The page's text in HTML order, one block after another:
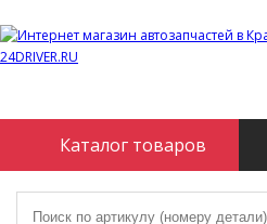
Каталог товаров